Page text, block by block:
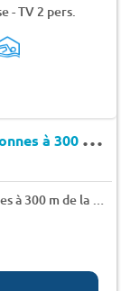
- TV 2 pers.
S
tudio 2 à 3 personnes à 300 m de la plage avec piscine à Port Crouesty - Bretagne douce
Studio 2 à 3 personnes à 300 m de la plage avec piscine à Port Crouesty - Bretagne douce